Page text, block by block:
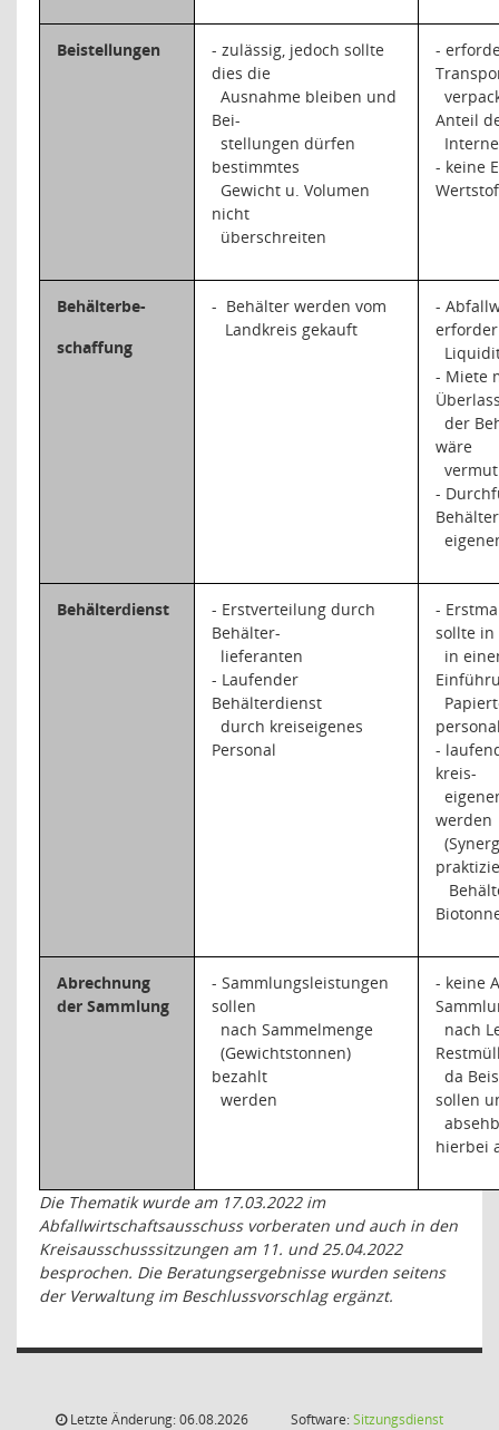
Beistellungen
- zulässig, jedoch sollte
dies die
Ausnahme bleiben und
Bei-
stellungen dürfen
bestimmtes
Gewicht u. Volumen
nicht
überschreiten
-
Anteil
- keine
Behälterbe-
schaffung
- Behälter werden vom
Landkreis gekauft
-
- Miete
der
wäre
-
Behälterdienst
- Erstverteilung durch
Behälter-
lieferanten
- Laufender
Behälterdienst
durch kreiseigenes
Personal
-
sollte in
in
-
kreis-
werden
Abrechnung
der Sammlung
- Sammlungsleistungen
sollen
nach Sammelmenge
(Gewichtstonnen)
bezahlt
werden
- keine
nach
da
sollen
hierbei
Die Thematik wurde am 17.03.2022 im
Abfallwirtschaftsausschuss vorberaten und auch in den
Kreisausschusssitzungen am 11. und 25.04.2022
besprochen. Die Beratungsergebnisse wurden seitens
der Verwaltung im Beschlussvorschlag ergänzt.
Letzte Änderung: 06.08.2026
Software:Sitzungsdienst